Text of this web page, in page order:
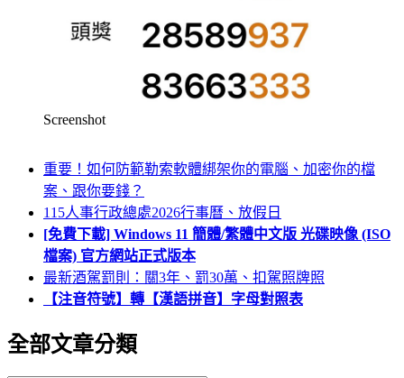
Screenshot
重要！如何防範勒索軟體綁架你的電腦、加密你的檔
案、跟你要錢？
115人事行政總處2026行事曆、放假日
[免費下載] Windows 11 簡體/繁體中文版 光碟映像 (ISO
檔案) 官方網站正式版本
最新酒駕罰則：關3年、罰30萬、扣駕照牌照
【注音符號】轉【漢語拼音】字母對照表
全部文章分類